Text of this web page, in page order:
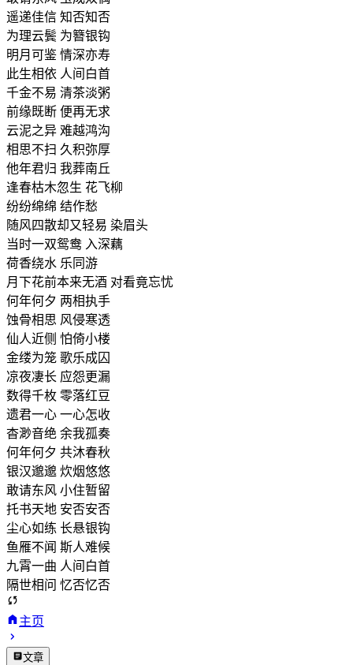
遥递佳信 知否知否
为理云鬓 为簪银钩
明月可鉴 情深亦寿
此生相依 人间白首
千金不易 清茶淡粥
前缘既断 便再无求
云泥之异 难越鸿沟
相思不扫 久积弥厚
他年君归 我葬南丘
逢春枯木忽生 花飞柳
纷纷绵绵 结作愁
随风四散却又轻易 染眉头
当时一双鸳鸯 入深藕
荷香绕水 乐同游
月下花前本来无酒 对看竟忘忧
何年何夕 两相执手
蚀骨相思 风侵寒透
仙人近侧 怕倚小楼
金缕为笼 歌乐成囚
凉夜凄长 应怨更漏
数得千枚 零落红豆
遗君一心 一心怎收
杳渺音绝 余我孤奏
何年何夕 共沐春秋
银汉邈邈 炊烟悠悠
敢请东风 小住暂留
托书天地 安否安否
尘心如练 长悬银钩
鱼雁不闻 斯人难候
九霄一曲 人间白首
隔世相问 忆否忆否
主页
文章